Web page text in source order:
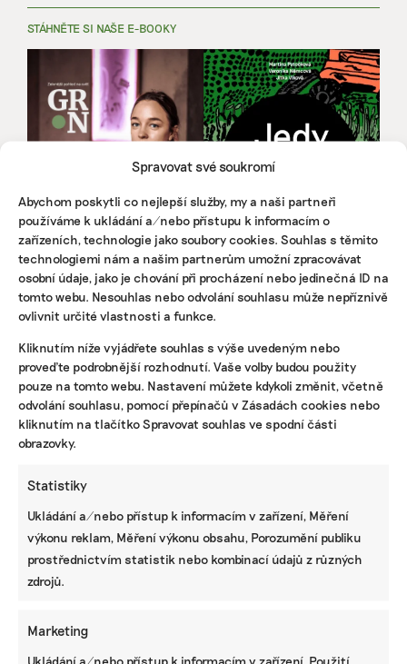
Spravovat své soukromí
Abychom poskytli co nejlepší služby, my a naši partneři
používáme k ukládání a/nebo přístupu k informacím o
zařízeních, technologie jako soubory cookies. Souhlas s těmito
technologiemi nám a našim partnerům umožní zpracovávat
osobní údaje, jako je chování při procházení nebo jedinečná ID na
tomto webu. Nesouhlas nebo odvolání souhlasu může nepříznivě
ovlivnit určité vlastnosti a funkce.
Kliknutím níže vyjádřete souhlas s výše uvedeným nebo
proveďte podrobnější rozhodnutí. Vaše volby budou použity
pouze na tomto webu. Nastavení můžete kdykoli změnit, včetně
odvolání souhlasu, pomocí přepínačů v Zásadách cookies nebo
kliknutím na tlačítko Spravovat souhlas ve spodní části
obrazovky.
Statistiky
Ukládání a/nebo přístup k informacím v zařízení, Měření
výkonu reklam, Měření výkonu obsahu, Porozumění publiku
prostřednictvím statistik nebo kombinací údajů z různých
zdrojů.
Marketing
Ukládání a/nebo přístup k informacím v zařízení, Použití
STÁHNĚTE SI NAŠE E-BOOKY
Udržitelnost, umění i komunitní sdílení.
Festival Týká se to také tebe v Uherském
Hradišti startuje tento týden
BRANDNEWS
Ani trend, ani povinnost. Udržitelnost je
způsob, jak řídit firmu do budoucna a zvyšovat
její hodnotu, říká expertka